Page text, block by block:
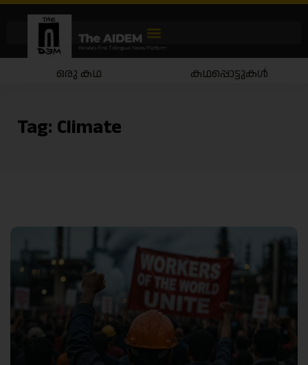
ഒരു കഥ കഥപ്പൊട്ടുകൾ
Tag: Climate